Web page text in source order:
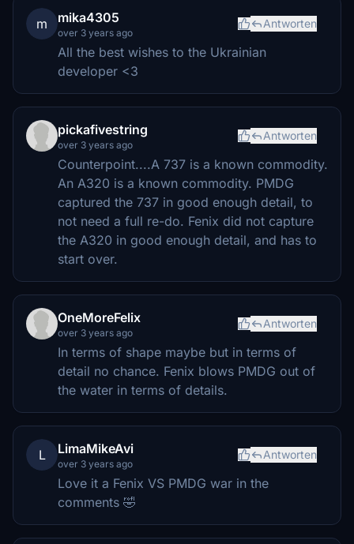
m mika4305
over 3 years ago
Antworten
All the best wishes to the Ukrainian
developer <3
pickafivestring
over 3 years ago
Antworten
Counterpoint....A 737 is a known commodity.
An A320 is a known commodity. PMDG
captured the 737 in good enough detail, to
not need a full re-do. Fenix did not capture
the A320 in good enough detail, and has to
start over.
OneMoreFelix
over 3 years ago
Antworten
In terms of shape maybe but in terms of
detail no chance. Fenix blows PMDG out of
the water in terms of details.
L LimaMikeAvi
over 3 years ago
Antworten
Love it a Fenix VS PMDG war in the
comments 🤣